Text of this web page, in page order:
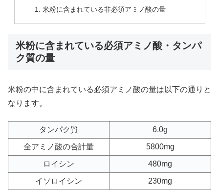
米粉に含まれている非必須アミノ酸の量
米粉に含まれている必須アミノ酸・タンパ
ク質の量
米粉の中に含まれている必須アミノ酸の量は以下の通りと
なります。
タンパク質 6.0g
全アミノ酸の合計量 5800mg
ロイシン 480mg
イソロイシン 230mg